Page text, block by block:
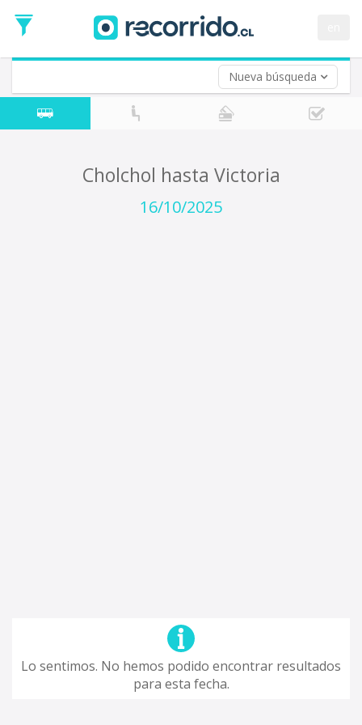
Nueva búsqueda
de
Ida
Vuelta (opcional)
Fecha
de
Cholchol hasta Victoria
16/10/2025
Lo sentimos. No hemos podido encontrar resultados
para esta fecha.